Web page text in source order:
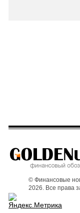
© Финансовые
2026. Все права